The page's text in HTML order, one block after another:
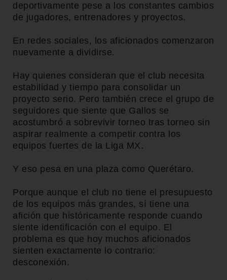
deportivamente pese a los constantes cambios
de jugadores, entrenadores y proyectos.
En redes sociales, los aficionados comenzaron
nuevamente a dividirse.
Hay quienes consideran que el club necesita
estabilidad y tiempo para consolidar un
proyecto serio. Pero también crece el grupo de
seguidores que siente que Gallos se
acostumbró a sobrevivir torneo tras torneo sin
aspirar realmente a competir contra los
equipos fuertes de la Liga MX.
Y eso pesa en una plaza como Querétaro.
Porque aunque el club no tiene el presupuesto
de los equipos más grandes, sí tiene una
afición que históricamente responde cuando
siente identificación con el equipo. El
problema es que hoy muchos aficionados
sienten exactamente lo contrario:
desconexión.